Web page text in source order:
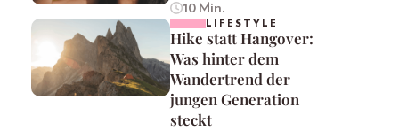
10 Min.
LIFESTYLE
Hike statt Hangover:
Was hinter dem
Wandertrend der
jungen Generation
steckt